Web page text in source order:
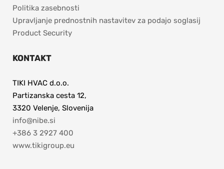
Politika zasebnosti
Upravljanje prednostnih nastavitev za podajo soglasij
Product Security
KONTAKT
TIKI HVAC d.o.o.
Partizanska cesta 12,
3320 Velenje, Slovenija
info@nibe.si
+386 3 2927 400
www.tikigroup.eu